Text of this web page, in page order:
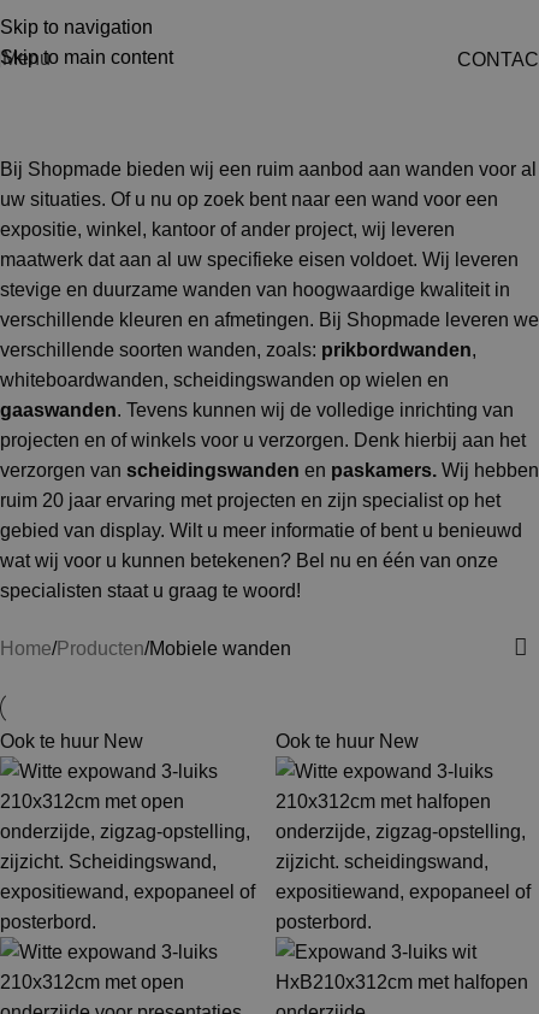
Skip to navigation
Skip to main content
Menu
Bij Shopmade bieden wij een ruim aanbod aan wanden voor al
uw situaties. Of u nu op zoek bent naar een wand voor een
expositie, winkel, kantoor of ander project, wij leveren
maatwerk dat aan al uw specifieke eisen voldoet. Wij leveren
stevige en duurzame wanden van hoogwaardige kwaliteit in
verschillende kleuren en afmetingen. Bij Shopmade leveren we
verschillende soorten wanden, zoals: prikbordwanden,
whiteboardwanden, scheidingswanden op wielen en
gaaswanden. Tevens kunnen wij de volledige inrichting van
projecten en of winkels voor u verzorgen. Denk hierbij aan het
verzorgen van scheidingswanden en paskamers. Wij hebben
ruim 20 jaar ervaring met projecten en zijn specialist op het
gebied van display. Wilt u meer informatie of bent u benieuwd
wat wij voor u kunnen betekenen? Bel nu en één van onze
specialisten staat u graag te woord!
Home Producten Mobiele wanden
Ook te huur New Ook te huur New